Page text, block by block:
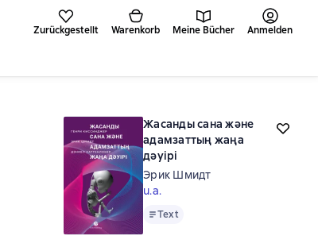
Zurückgestellt Warenkorb Meine Bücher Anmelden
Жасанды сана және
адамзаттың жаңа
дәуірі
Эрик Шмидт
u.a.
TextText